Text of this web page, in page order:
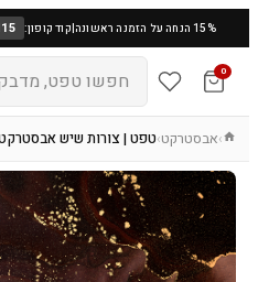
15% הנחה על הזמנה ראשונה |קוד קופון:
0
›אבסטרקט›טפט | צורות שיש